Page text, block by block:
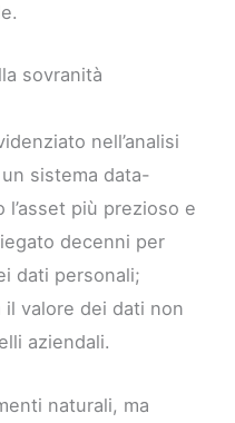
sovranità
nell’analisi
sistema data-
più prezioso e
decenni per
dati personali;
valore dei dati non
aziendali.
naturali, ma